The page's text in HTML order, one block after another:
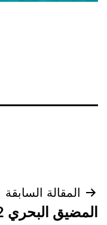
تصفّح
المقالة السابقة
المضيق البحري 52